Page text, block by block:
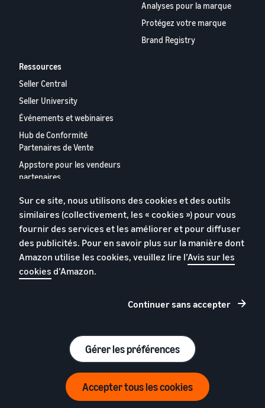
Analyses pour la marque
Protégez votre marque
Brand Registry
Ressources
Seller Central
Seller University
Événements et webinaires
Hub de Conformité
Partenaires de Vente
Appstore pour les vendeurs
partenaires
vendeurs partenaires
européens
Politique de confidentialité
Conditions générales
Sur ce site, nous utilisons des cookies et des outils
similaires (collectivement, les « cookies ») pour vous
fournir des services et les améliorer et pour diffuser
des publicités. Pour en savoir plus sur la manière dont
Amazon utilise les cookies, veuillez lire l’Avis sur les
cookies d’Amazon.
Continuer sans accepter
Gérer les préférences
Accepter tous les cookies